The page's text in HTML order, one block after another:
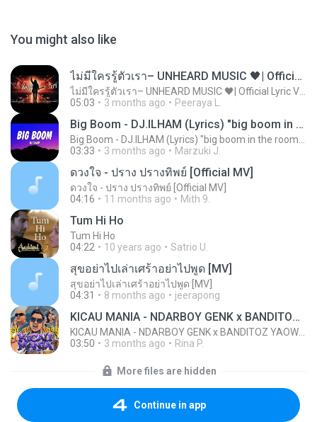
You might also like
ไม่มีใครรู้ตัวเรา– UNHEARD MUSIC 🖤| Official Lyric Video | เพลงสู้ชีวิต
05:03
3 months ago Peeraya L.
Big Boom - DJ.ILHAM (Lyrics) "big boom in the room i go kaboom"
03:33
3 months ago Marzuki J.
ดวงใจ - ปราง ปรางทิพย์ [Official MV]
ดวงใจ - ปราง ปรางทิพย์ [Official MV]
04:16
11 months ago Mith 9.
Tum Hi Ho
Tum Hi Ho
04:22
10 years ago Satrio U.
สุขอย่าไปเล่าเศร้าอย่าไปพูด [MV]
สุขอย่าไปเล่าเศร้าอย่าไปพูด [MV]
04:31
8 months ago jeerapong
KICAU MANIA - NDARBOY GENK x BANDITOZ YAOW 86 (OFFICIAL LYRIC VIDEO) GAS POL NDANGAK
03:50
3 months ago Rina P.
More files are hidden
Continue in app